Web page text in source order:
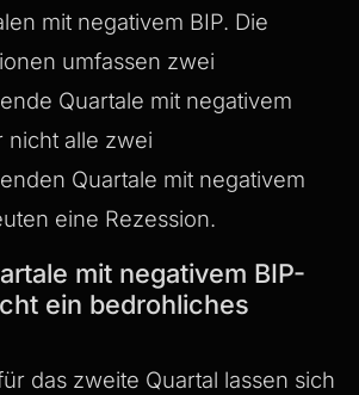
mit negativem BIP. Die
umfassen zwei
Quartale mit negativem
nicht alle zwei
Quartale mit negativem
eine Rezession.
mit negativem BIP-
ein bedrohliches
das zweite Quartal lassen sich